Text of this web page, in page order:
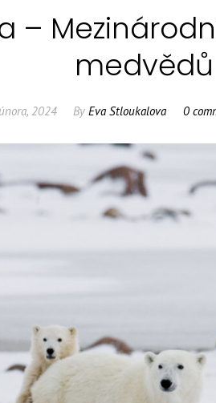
–
medvědů
2024 By Eva Stloukalova 0